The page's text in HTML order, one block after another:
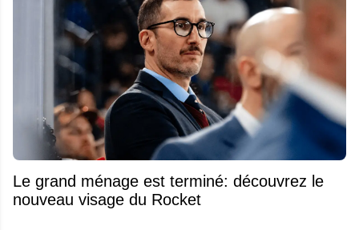
Le grand ménage est terminé: découvrez le
nouveau visage du Rocket